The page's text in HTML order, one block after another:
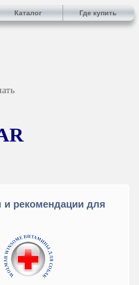
Каталог Где купить
и рекомендации для